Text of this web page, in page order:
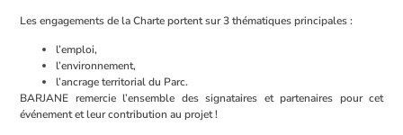
Les engagements de la Charte portent sur 3 thématiques principales :
l’emploi,
l’environnement,
l’ancrage territorial du Parc.
BARJANE remercie l’ensemble des signataires et partenaires pour cet
événement et leur contribution au projet !